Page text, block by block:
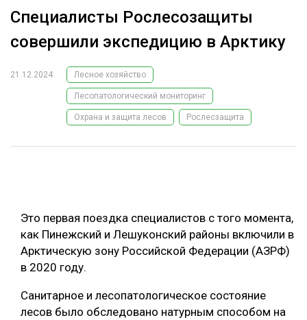
РЕКЛАМОДАТЕЛЯМ
ЛЕСНОЕ ХОЗЯЙСТВО
ЛЕСОЗАГОТОВКА
ЛЕСОВОССТАНОВЛЕНИЕ И ЗАЩИТА
ЛОГИСТИКА
ПРОИЗВОДСТВО ДРЕВЕСНЫХ ПЛИТ
ЦБП
ТЕМАТИЧЕСКИЕ ПРОЕКТЫ
ПОДБОРКИ СТАТЕЙ
ЭКСПЕРТНОЕ МНЕНИЕ
Специалисты Рослесозащиты
совершили экспедицию в Арктику
21.12.2024 Лесное хозяйство
Лесопатологический мониторинг
Охрана и защита лесов Рослесзащита
Это первая поездка специалистов с того момента,
как Пинежский и Лешуконский районы включили в
Арктическую зону Российской Федерации (АЗРФ)
в 2020 году.
Санитарное и лесопатологическое состояние
лесов было обследовано натурным способом на